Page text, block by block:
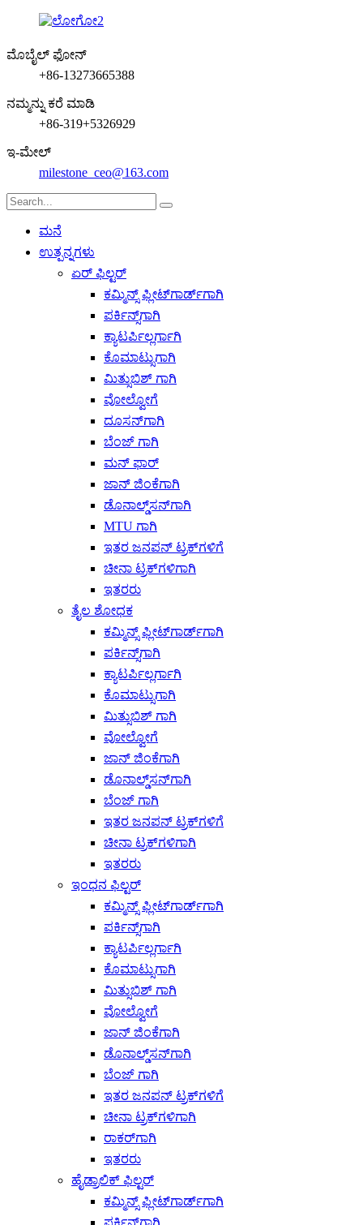
ಮೊಬೈಲ್ ಫೋನ್
+86-13273665388
ನಮ್ಮನ್ನು ಕರೆ ಮಾಡಿ
+86-319+5326929
ಇ-ಮೇಲ್
milestone_ceo@163.com
ಮನೆ
ಉತ್ಪನ್ನಗಳು
ಏರ್ ಫಿಲ್ಟರ್
ಕಮ್ಮಿನ್ಸ್ ಫ್ಲೀಟ್‌ಗಾರ್ಡ್‌ಗಾಗಿ
ಪರ್ಕಿನ್ಸ್‌ಗಾಗಿ
ಕ್ಯಾಟರ್ಪಿಲ್ಲರ್ಗಾಗಿ
ಕೊಮಾಟ್ಸುಗಾಗಿ
ಮಿತ್ಸುಬಿಶ್ ಗಾಗಿ
ವೋಲ್ವೋಗೆ
ದೂಸನ್‌ಗಾಗಿ
ಬೆಂಜ್ ಗಾಗಿ
ಮನ್ ಫಾರ್
ಜಾನ್ ಜಿಂಕೆಗಾಗಿ
ಡೊನಾಲ್ಡ್‌ಸನ್‌ಗಾಗಿ
MTU ಗಾಗಿ
ಇತರ ಜನಪನ್ ಟ್ರಕ್‌ಗಳಿಗೆ
ಚೀನಾ ಟ್ರಕ್‌ಗಳಿಗಾಗಿ
ಇತರರು
ತೈಲ ಶೋಧಕ
ಕಮ್ಮಿನ್ಸ್ ಫ್ಲೀಟ್‌ಗಾರ್ಡ್‌ಗಾಗಿ
ಪರ್ಕಿನ್ಸ್‌ಗಾಗಿ
ಕ್ಯಾಟರ್ಪಿಲ್ಲರ್ಗಾಗಿ
ಕೊಮಾಟ್ಸುಗಾಗಿ
ಮಿತ್ಸುಬಿಶ್ ಗಾಗಿ
ವೋಲ್ವೋಗೆ
ಜಾನ್ ಜಿಂಕೆಗಾಗಿ
ಡೊನಾಲ್ಡ್‌ಸನ್‌ಗಾಗಿ
ಬೆಂಜ್ ಗಾಗಿ
ಇತರ ಜನಪನ್ ಟ್ರಕ್‌ಗಳಿಗೆ
ಚೀನಾ ಟ್ರಕ್‌ಗಳಿಗಾಗಿ
ಇತರರು
ಇಂಧನ ಫಿಲ್ಟರ್
ಕಮ್ಮಿನ್ಸ್ ಫ್ಲೀಟ್‌ಗಾರ್ಡ್‌ಗಾಗಿ
ಪರ್ಕಿನ್ಸ್‌ಗಾಗಿ
ಕ್ಯಾಟರ್ಪಿಲ್ಲರ್ಗಾಗಿ
ಕೊಮಾಟ್ಸುಗಾಗಿ
ಮಿತ್ಸುಬಿಶ್ ಗಾಗಿ
ವೋಲ್ವೋಗೆ
ಜಾನ್ ಜಿಂಕೆಗಾಗಿ
ಡೊನಾಲ್ಡ್‌ಸನ್‌ಗಾಗಿ
ಬೆಂಜ್ ಗಾಗಿ
ಇತರ ಜನಪನ್ ಟ್ರಕ್‌ಗಳಿಗೆ
ಚೀನಾ ಟ್ರಕ್‌ಗಳಿಗಾಗಿ
ರಾಕರ್‌ಗಾಗಿ
ಇತರರು
ಹೈಡ್ರಾಲಿಕ್ ಫಿಲ್ಟರ್
ಕಮ್ಮಿನ್ಸ್ ಫ್ಲೀಟ್‌ಗಾರ್ಡ್‌ಗಾಗಿ
ಪರ್ಕಿನ್ಸ್‌ಗಾಗಿ